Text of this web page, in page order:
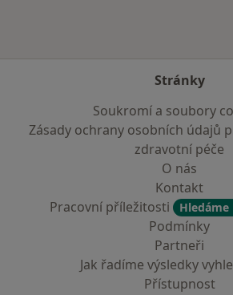
Stránky
Soukromí a soubory
Zásady ochrany osobních údajů
zdravotní péče
O nás
Kontakt
Pracovní příležitosti
Podmínky
Partneři
Jak řadíme výsledky
Přístupnost